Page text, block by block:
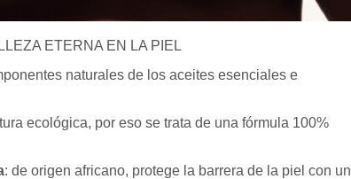
ETERNA EN LA PIEL
naturales de los aceites esenciales e
ecológica, por eso se trata de una fórmula 100%
: de origen africano, protege la barrera de la piel con un